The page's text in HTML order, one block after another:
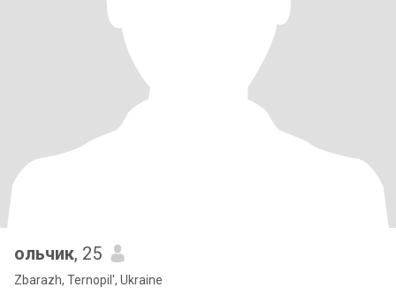
ольчик, 25
Zbarazh, Ternopil', Ukraine